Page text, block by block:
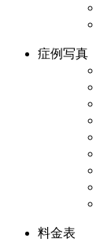
症例写真
料金表